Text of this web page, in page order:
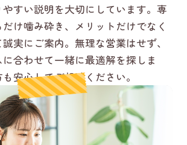
やすい説明を大切にしています。専
け噛み砕き、メリットだけでなく
実にご案内。無理な営業はせず、
合わせて一緒に最適解を探しま
安心してご相談ください。